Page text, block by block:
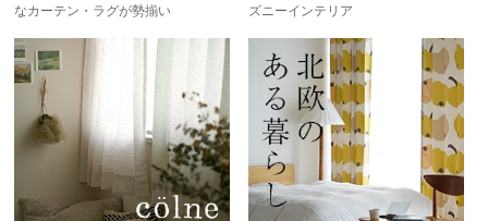
なカーテン・ラグが勢揃い
ズニーインテリア